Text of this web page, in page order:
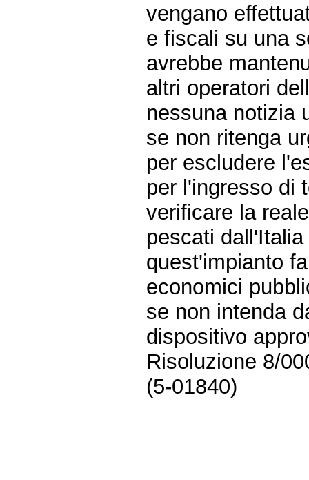
vengano
e fiscali su una
avrebbe
altri operatori
nessuna notizia
se non ritenga
per escludere
per l'ingresso di
verificare la
pescati
quest'impianto
economici
se non intenda
dispositivo
Risoluzione 8/
(5-01840)